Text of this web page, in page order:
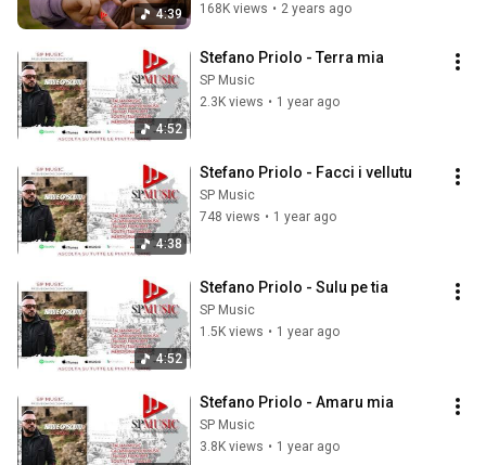
4:39
168K views • 2 years ago
4:52
Stefano Priolo - Terra mia
SP Music
2.3K views • 1 year ago
4:38
Stefano Priolo - Facci i vellutu
SP Music
748 views • 1 year ago
4:52
Stefano Priolo - Sulu pe tia
SP Music
1.5K views • 1 year ago
Stefano Priolo - Amaru mia
SP Music
3.8K views • 1 year ago